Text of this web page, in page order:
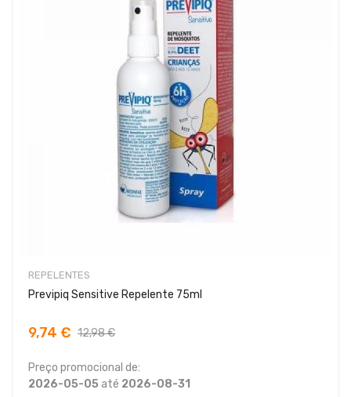
REPELENTES
Previpiq Sensitive Repelente 75ml
9,74 € 12,98 €
Preço promocional de:
2026-05-05 até 2026-08-31